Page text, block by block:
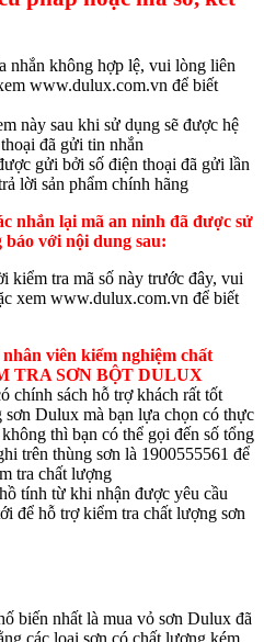
nhắn không hợp lệ, vui lòng liên
www.dulux.com.vn để biết
này sau khi sử dụng sẽ được hệ
đã gửi tin nhắn
gửi bởi số điện thoại đã gửi lần
lời sản phẩm chính hãng
nhắn lại mã an ninh đã được sử
báo với nội dung sau:
tra mã số này trước đây, vui
xem www.dulux.com.vn để biết
viên kiểm nghiệm chất
TRA SƠN BỘT DULUX
chính sách hỗ trợ khách rất tốt
sơn Dulux mà bạn lựa chọn có thực
thì bạn có thể gọi đến số tổng
trên thùng sơn là 1900555561 để
tra chất lượng
tính từ khi nhận được yêu cầu
để hỗ trợ kiểm tra chất lượng sơn
biến nhất là mua vỏ sơn Dulux đã
các loại sơn có chất lượng kém